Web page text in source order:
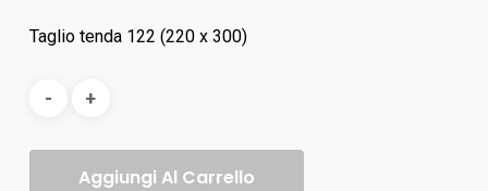
Taglio tenda 122 (220 x 300)
Aggiungi Al Carrello